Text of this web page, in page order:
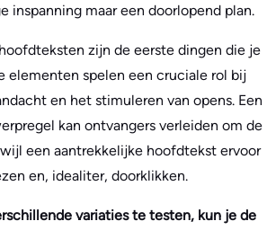
inspanning maar een doorlopend plan.
zijn de eerste dingen die je
elementen spelen een cruciale rol bij
en het stimuleren van opens. Een
kan ontvangers verleiden om de
een aantrekkelijke hoofdtekst ervoor
en, idealiter, doorklikken.
variaties te testen, kun je de